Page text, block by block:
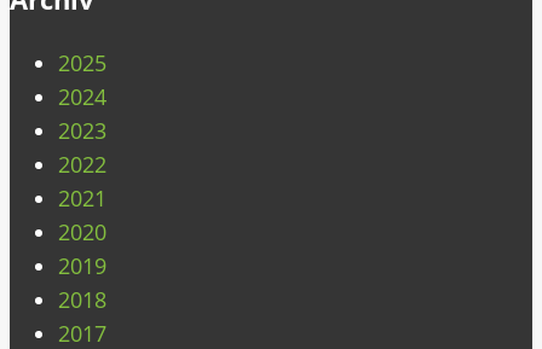
2025
2024
2023
2022
2021
2020
2019
2018
2017